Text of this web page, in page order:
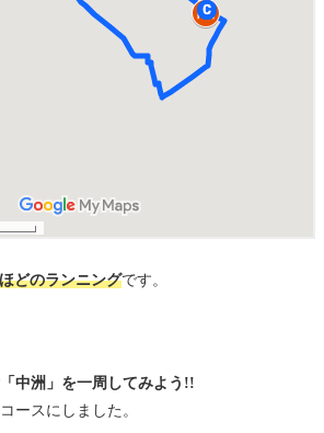
どのランニングです。
中洲」を一周してみよう!!
ースにしました。